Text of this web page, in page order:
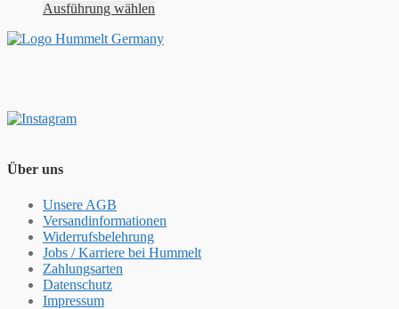
Ausführung wählen
Über uns
Unsere AGB
Versandinformationen
Widerrufsbelehrung
Jobs / Karriere bei Hummelt
Zahlungsarten
Datenschutz
Impressum